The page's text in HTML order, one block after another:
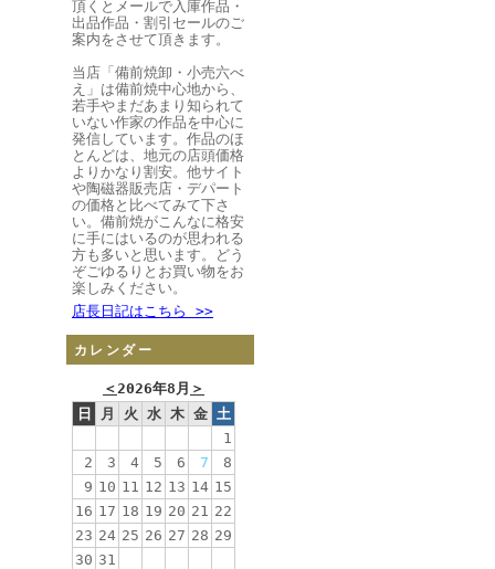
頂くとメールで入庫作品・
出品作品・割引セールのご
案内をさせて頂きます。
当店「備前焼卸・小売六べ
え」は備前焼中心地から、
若手やまだあまり知られて
いない作家の作品を中心に
発信しています。作品のほ
とんどは、地元の店頭価格
よりかなり割安。他サイト
や陶磁器販売店・デパート
の価格と比べてみて下さ
い。備前焼がこんなに格安
に手にはいるのが思われる
方も多いと思います。どう
ぞごゆるりとお買い物をお
楽しみください。
店長日記はこちら >>
カレンダー
＜2026年8月 ＞
日
月 火 水 木 金 土
1
2
3 4 5 6 7
8
9 10 11 12 13 14 15
16 17 18 19 20 21 22
23 24 25 26 27 28 29
30 31